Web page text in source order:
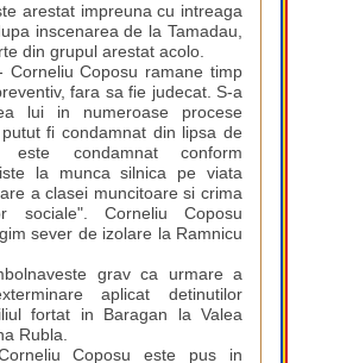
arestat impreuna cu intreaga
inscenarea de la Tamadau,
din grupul arestat acolo.
Corneliu Coposu ramane timp
fara sa fie judecat. S-a
lui in numeroase procese
fi condamnat din lipsa de
este condamnat conform
la munca silnica pe viata
a clasei muncitoare si crima
sociale". Corneliu Coposu
sever de izolare la Ramnicu
grav ca urmare a
aplicat detinutilor
fortat in Baragan la Valea
Rubla.
Coposu este pus in